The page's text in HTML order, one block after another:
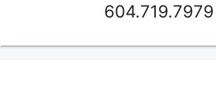
604.719.7979